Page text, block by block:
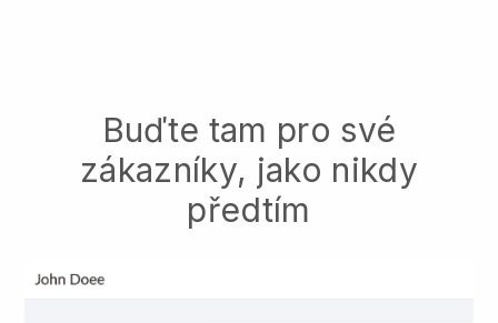
Buďte tam pro své
zákazníky, jako nikdy
předtím